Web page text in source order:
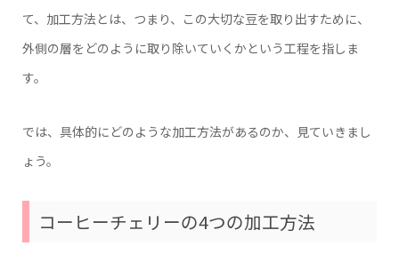
て、加工方法とは、つまり、この大切な豆を取り出すために、
外側の層をどのように取り除いていくかという工程を指しま
す。
では、具体的にどのような加工方法があるのか、見ていきまし
ょう。
コーヒーチェリーの4つの加工方法